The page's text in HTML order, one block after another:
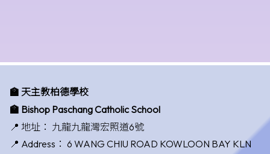
🏫 天主教柏德學校
🏫 Bishop Paschang Catholic School
📍 地址： 九龍九龍灣宏照道6號
📍 Address： 6 WANG CHIU ROAD KOWLOON BAY KLN